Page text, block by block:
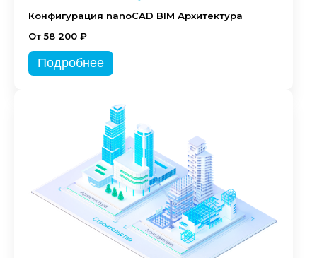
Конфигурация nanoCAD BIM Архитектура
От 58 200 ₽
Подробнее